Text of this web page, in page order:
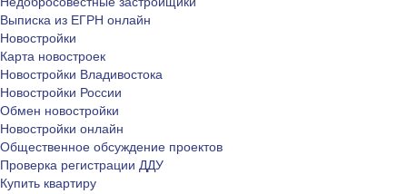
Выписка из ЕГРН онлайн
Новостройки
Карта новостроек
Новостройки Владивостока
Новостройки России
Обмен новостройки
Новостройки онлайн
Общественное обсуждение проектов
Проверка регистрации ДДУ
Купить квартиру